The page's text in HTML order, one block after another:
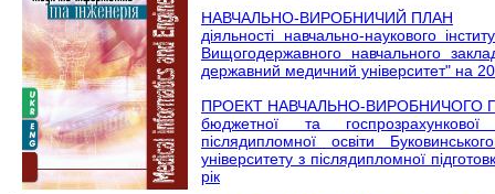
НАВЧАЛЬНО-ВИРОБНИЧИЙ ПЛАН
діяльності навчально-наукового
Вищогодержавного навчального
державний медичний університет" на
ПРОЕКТ НАВЧАЛЬНО-ВИРОБНИЧОГО
бюджетної та госпрозрахункової
післядипломної освіти
університету з післядипломної
рік